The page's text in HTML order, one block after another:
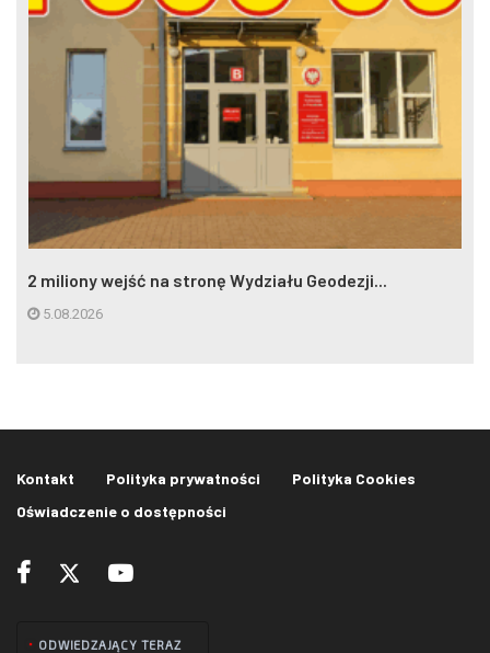
2 miliony wejść na stronę Wydziału Geodezji...
5.08.2026
Kontakt Polityka prywatności
Polityka Cookies
Oświadczenie o dostępności
ODWIEDZAJĄCY TERAZ